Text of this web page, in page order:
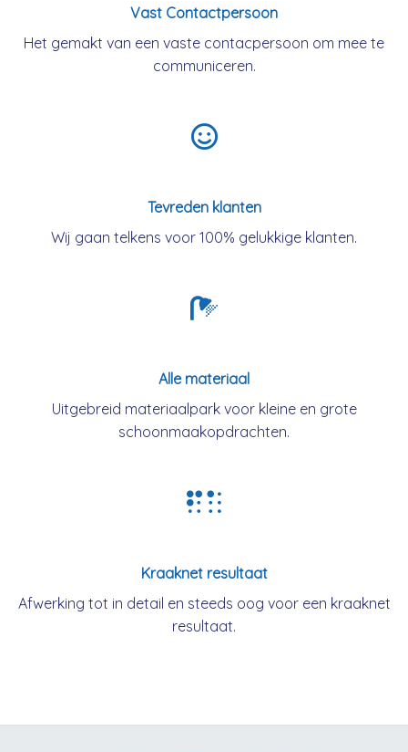
Vast Contactpersoon
Het gemakt van een vaste contacpersoon om mee te
communiceren.
Tevreden klanten
Wij gaan telkens voor 100% gelukkige klanten.
Alle materiaal
Uitgebreid materiaalpark voor kleine en grote
schoonmaakopdrachten.
Kraaknet resultaat
Afwerking tot in detail en steeds oog voor een kraaknet
resultaat.